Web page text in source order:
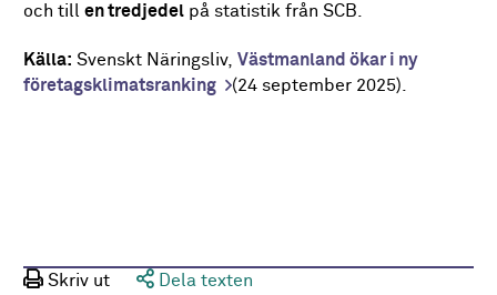
och tillen tredjedel på statistik från SCB.
Källa: Svenskt Näringsliv,Västmanland ökar i ny
företagsklimatsranking
(24 september 2025).
Skriv ut
Dela texten